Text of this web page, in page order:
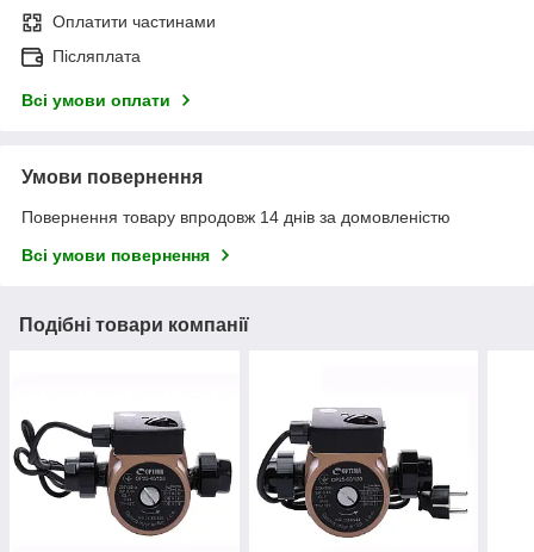
Оплатити частинами
Післяплата
Всі умови оплати
Умови повернення
Повернення товару впродовж 14 днів за домовленістю
Всі умови повернення
Подібні товари компанії